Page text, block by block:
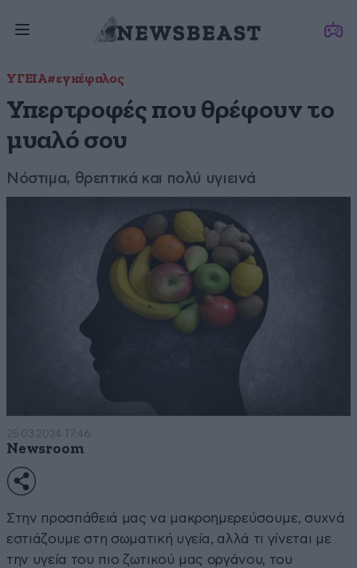
ΥΓΕΙΑ#εγκέφαλος
Υπερτροφές που θρέφουν το
μυαλό σου
Νόστιμα, θρεπτικά και πολύ υγιεινά
25·03·2024 17:46
Newsroom
Στην προσπάθειά μας να μακροημερεύσουμε, συχνά
εστιάζουμε στη σωματική υγεία, αλλά τι γίνεται με
την υγεία του πιο ζωτικού μας οργάνου, του